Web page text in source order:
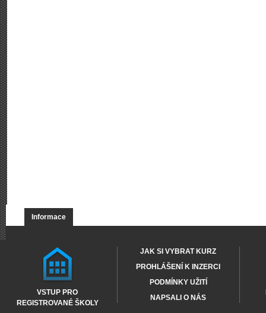
Informace
VSTUP PRO
REGISTROVANÉ ŠKOLY
JAK SI VYBRAT KURZ
PROHLÁŠENÍ K INZERCI
PODMÍNKY UŽITÍ
NAPSALI O NÁS